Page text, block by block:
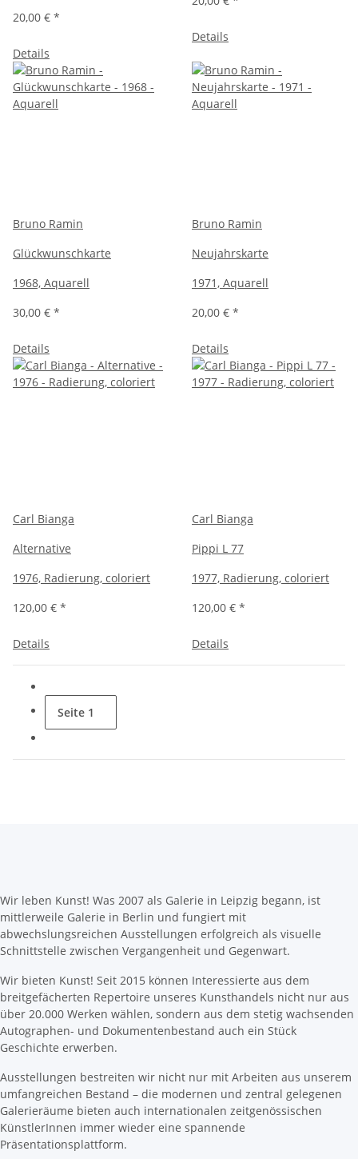
20,00 € *
Details
Details
Bruno Ramin
Glückwunschkarte
1968, Aquarell
30,00 € *
Details
Bruno Ramin
Neujahrskarte
1971, Aquarell
20,00 € *
Details
Carl Bianga
Alternative
1976, Radierung, coloriert
120,00 € *
Details
Carl Bianga
Pippi L 77
1977, Radierung, coloriert
120,00 € *
Details
Seite 1
Wir leben Kunst! Was 2007 als Galerie in Leipzig begann, ist
mittlerweile Galerie in Berlin und fungiert mit
abwechslungsreichen Ausstellungen erfolgreich als visuelle
Schnittstelle zwischen Vergangenheit und Gegenwart.
Wir bieten Kunst! Seit 2015 können Interessierte aus dem
breitgefächerten Repertoire unseres Kunsthandels nicht nur aus
über 20.000 Werken wählen, sondern aus dem stetig wachsenden
Autographen- und Dokumentenbestand auch ein Stück
Geschichte erwerben.
Ausstellungen bestreiten wir nicht nur mit Arbeiten aus unserem
umfangreichen Bestand – die modernen und zentral gelegenen
Galerieräume bieten auch internationalen zeitgenössischen
KünstlerInnen immer wieder eine spannende
Präsentationsplattform.